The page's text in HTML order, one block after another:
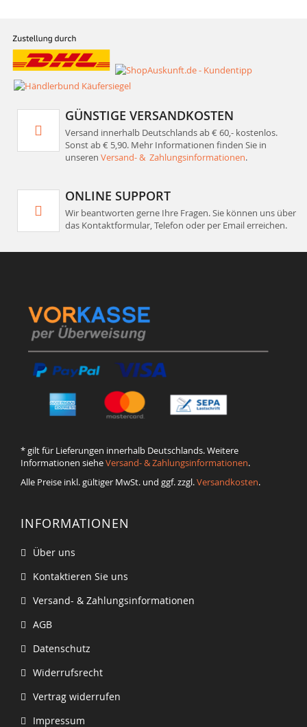
GÜNSTIGE VERSANDKOSTEN
Versand innerhalb Deutschlands ab € 60,- kostenlos.
Sonst ab € 5,90. Mehr Informationen finden Sie in
unseren Versand- & Zahlungsinformationen.
ONLINE SUPPORT
Wir beantworten gerne Ihre Fragen. Sie können uns über
das Kontaktformular, Telefon oder per Email erreichen.
* gilt für Lieferungen innerhalb Deutschlands. Weitere
Informationen sieheVersand- & Zahlungsinformationen.
Alle Preise inkl. gültiger MwSt. und ggf. zzgl.Versandkosten.
INFORMATIONEN
Über uns
Kontaktieren Sie uns
Versand- & Zahlungsinformationen
AGB
Datenschutz
Widerrufsrecht
Vertrag widerrufen
Impressum